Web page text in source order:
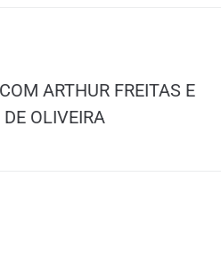
ARTHUR FREITAS E
OLIVEIRA